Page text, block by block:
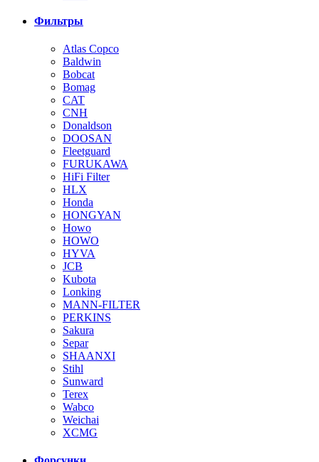
Фильтры
Atlas Copco
Baldwin
Bobcat
Bomag
CAT
CNH
Donaldson
DOOSAN
Fleetguard
FURUKAWA
HiFi Filter
HLX
Honda
HONGYAN
Howo
HOWO
HYVA
JCB
Kubota
Lonking
MANN-FILTER
PERKINS
Sakura
Separ
SHAANXI
Stihl
Sunward
Terex
Wabco
Weichai
XCMG